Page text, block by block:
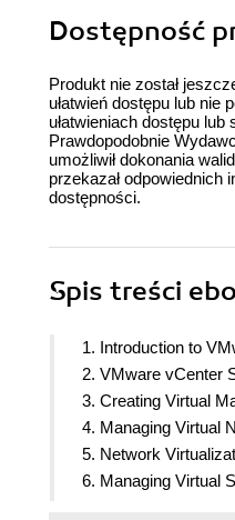
Dostępność
Produkt nie został
ułatwień dostępu lub nie
ułatwieniach dostępu
Prawdopodobnie
umożliwił dokonania
przekazał odpowiednich
dostępności.
Spis treści
1. Introduction to
2. VMware vCenter
3. Creating Virtual
4. Managing Virtual
5. Network
6. Managing Virtual